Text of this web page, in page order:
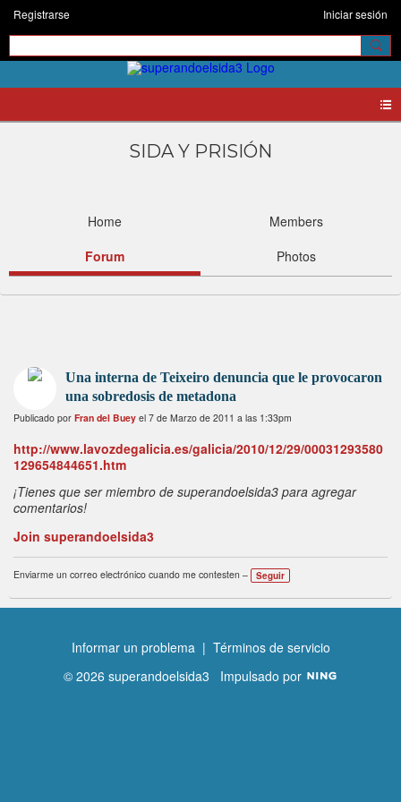
Registrarse Iniciar sesión
SIDA Y PRISIÓN
Home
Members
Forum
Photos
Una interna de Teixeiro denuncia que le provocaron
una sobredosis de metadona
Publicado por Fran del Buey el 7 de Marzo de 2011 a las 1:33pm
http://www.lavozdegalicia.es/galicia/2010/12/29/00031293580
129654844651.htm
¡Tienes que ser miembro de superandoelsida3 para agregar
comentarios!
Join superandoelsida3
Enviarme un correo electrónico cuando me contesten – Seguir
Informar un problema | Términos de servicio
© 2026 superandoelsida3 Impulsado por